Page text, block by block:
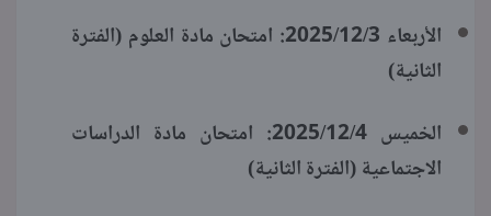
الأربعاء 2025/12/3: امتحان مادة العلوم (الفترة
الثانية)
الخميس 2025/12/4: امتحان مادة الدراسات
الاجتماعية (الفترة الثانية)